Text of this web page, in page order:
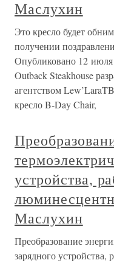
Маслухин
Это кресло будет
получении
Опубликовано 12 июля
Outback Steakhouse
агентством
кресло B-Day Chair,
устройства,
Маслухин
Преобразование
зарядного устройства,